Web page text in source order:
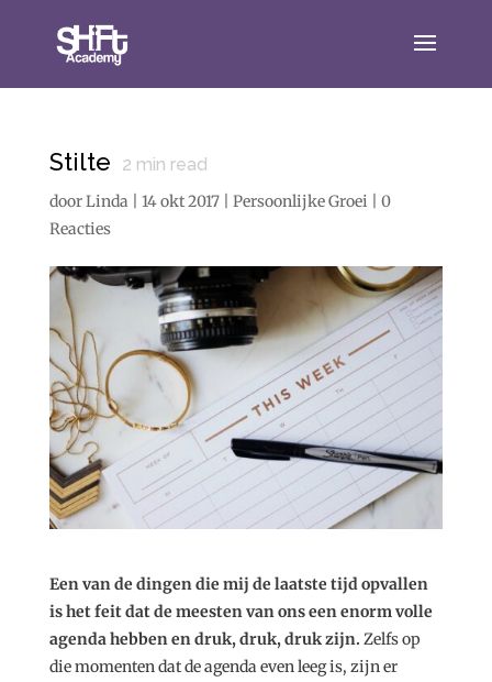
Stilte 2 min read
doorLinda 14 okt 2017| Persoonlijke Groei
0
Reacties
Een van de dingen die mij de laatste tijd opvallen
is het feit dat de meesten van ons een enorm volle
agenda hebben en druk, druk, druk zijn. Zelfs op
die momenten dat de agenda even leeg is, zijn er